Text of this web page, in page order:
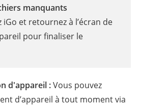
manquants
iGo et retournez à l’écran de
pour finaliser le
d'appareil :Vous pouvez
d’appareil à tout moment via